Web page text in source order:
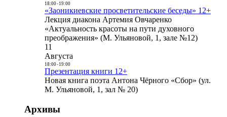
18:00- 19:00
«Заоникиевские просветительские беседы» 12+
Лекция диакона Артемия Овчаренко
«Актуальность красоты на пути духовного
преображения» (М. Ульяновой, 1, зале №12)
11
Августа
18:00- 19:00
Презентация книги 12+
Новая книга поэта Антона Чёрного «Сбор» (ул.
М. Ульяновой, 1, зал № 20)
Архивы